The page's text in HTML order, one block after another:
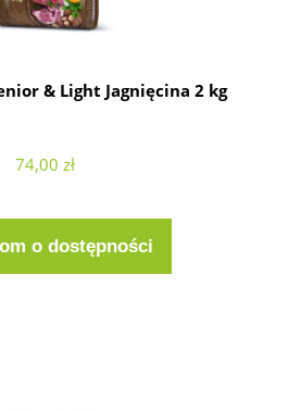
& Light Jagnięcina 2 kg
74,00 zł
o dostępności